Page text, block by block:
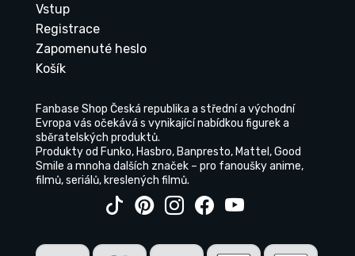
Vstup
Registrace
Zapomenuté heslo
Košík
Fanbase Shop Česká republika a střední a východní
Evropa vás očekává s vynikající nabídkou figurek a
sběratelských produktů.
Produkty od Funko, Hasbro, Banpresto, Mattel, Good
Smile a mnoha dalších značek – pro fanoušky anime,
filmů, seriálů, kreslených filmů.